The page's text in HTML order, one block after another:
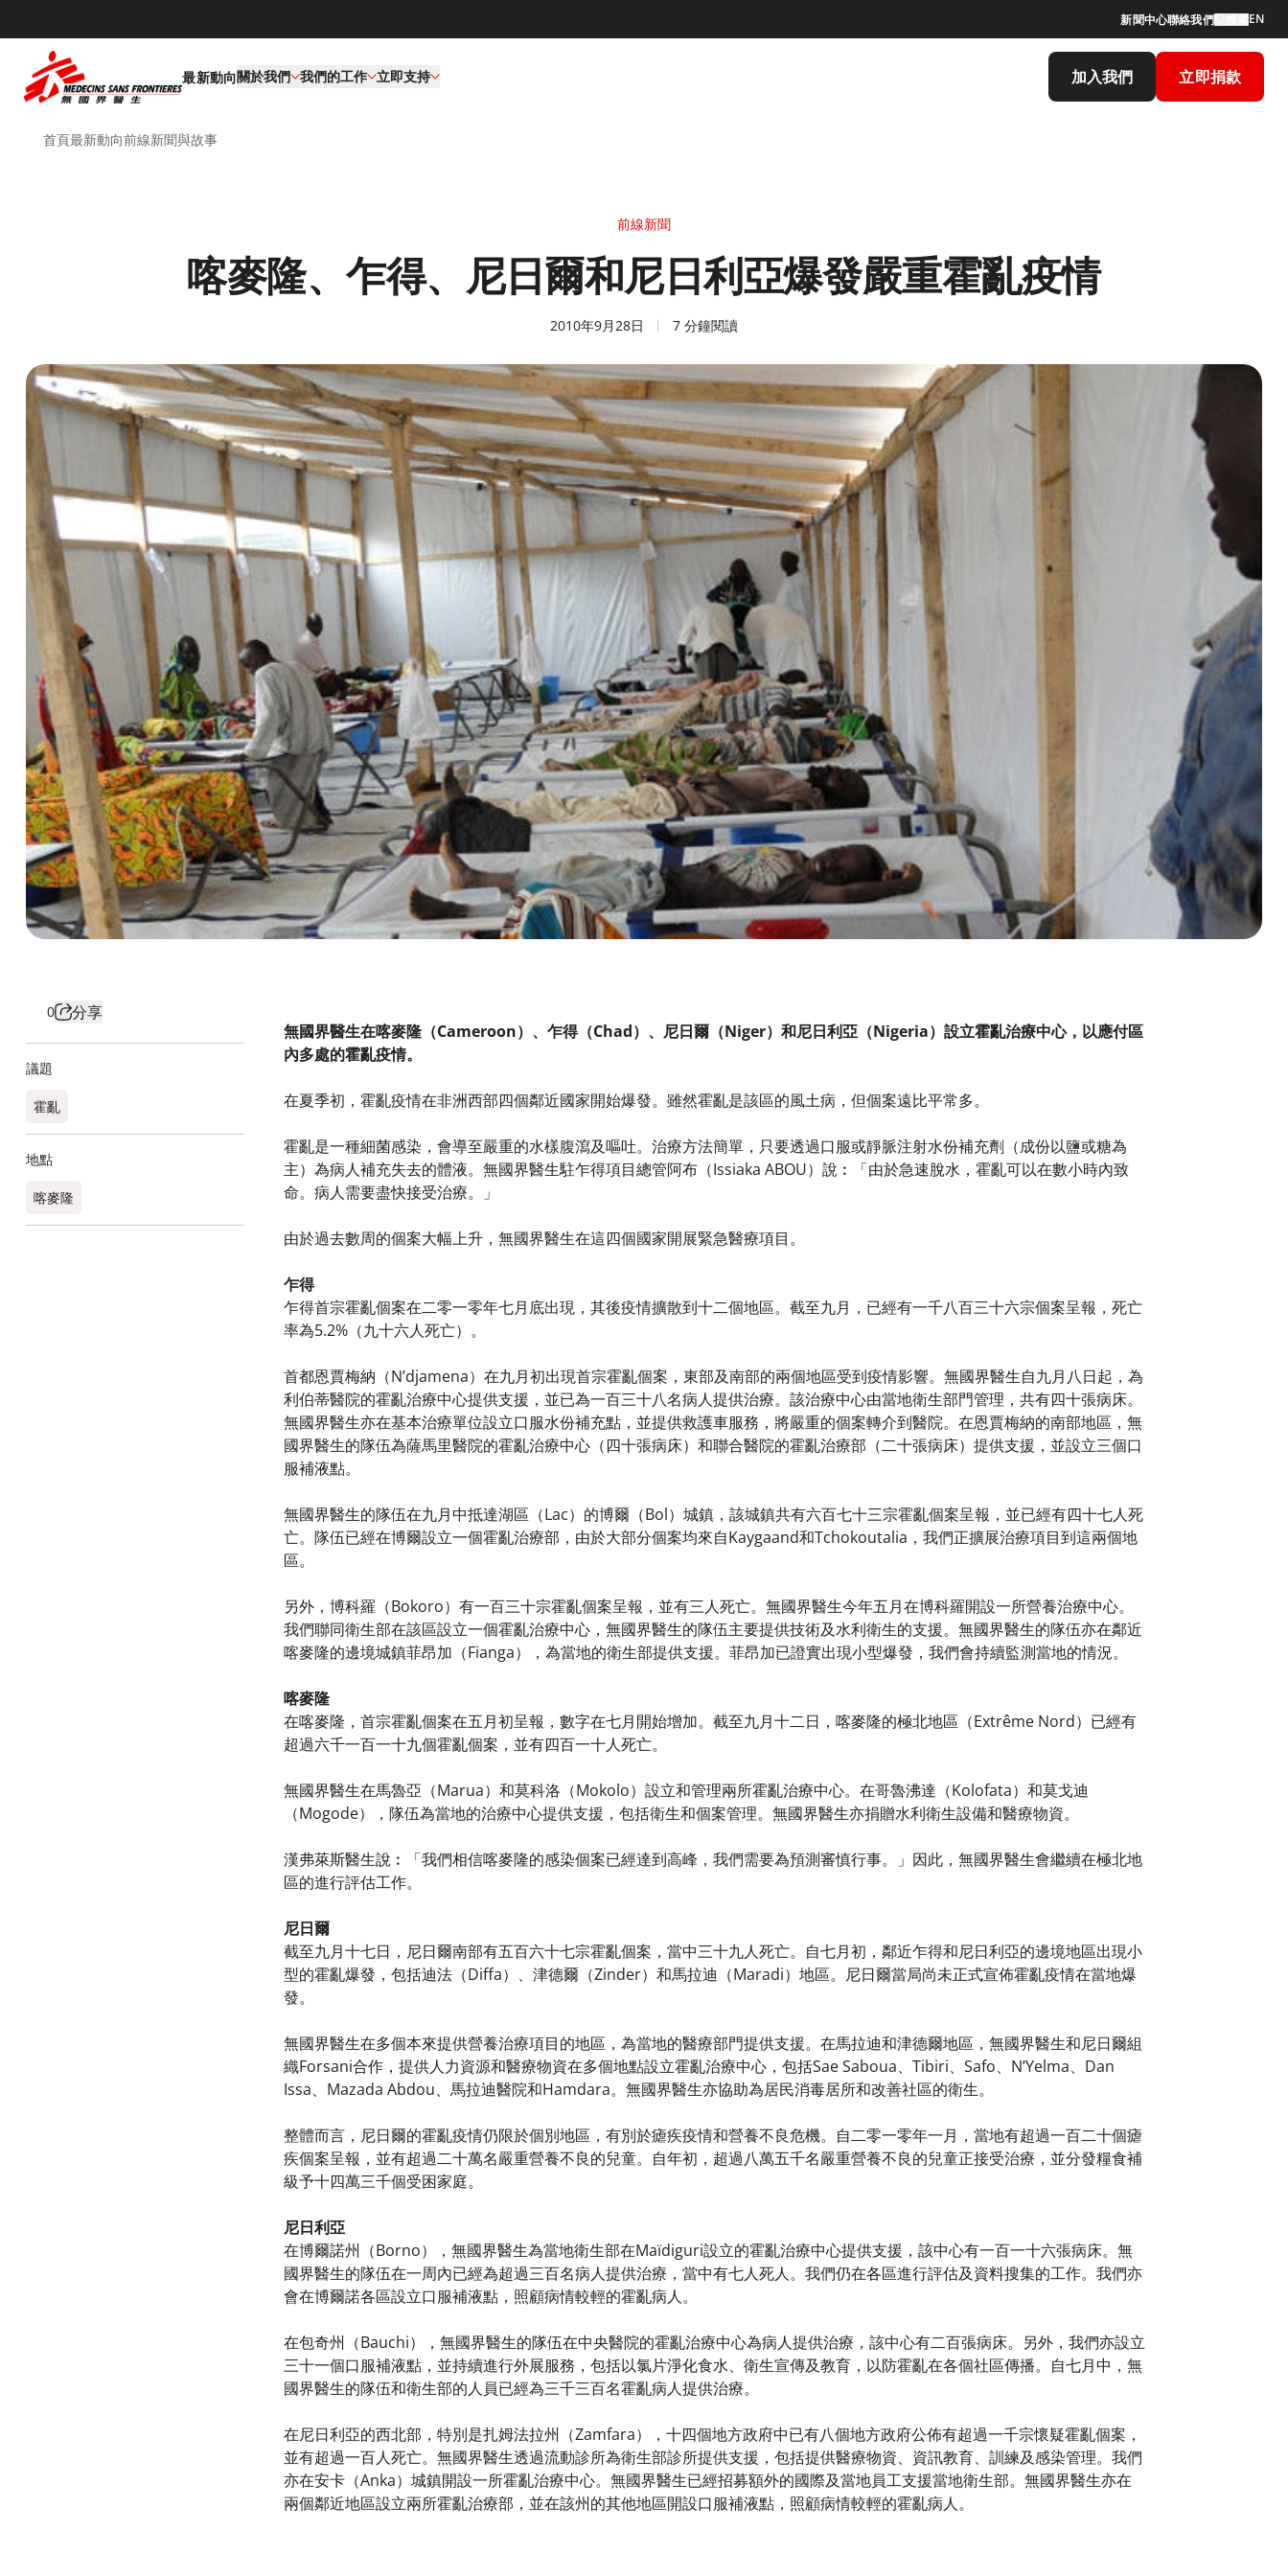
新聞中心聯絡我們 EN
最新動向關於我們 我們的工作​ 立即支持 加入我們 立即捐款
首頁最新動向前線新聞與故事
前線新聞
喀麥隆、乍得、尼日爾和尼日利亞爆發嚴重霍亂疫情
2010年9月28日 7 分鐘閱讀
0 分享
議題
霍亂
地點
喀麥隆​
無國界醫生在喀麥隆（Cameroon）、乍得（Chad）、尼日爾（Niger）和尼日利亞（Nigeria）設立霍亂治療中心，以應付區
內多處的霍亂疫情。
在夏季初，霍亂疫情在非洲西部四個鄰近國家開始爆發。雖然霍亂是該區的風土病，但個案遠比平常多。
霍亂是一種細菌感染，會導至嚴重的水樣腹瀉及嘔吐。治療方法簡單，只要透過口服或靜脈注射水份補充劑（成份以鹽或糖為
主）為病人補充失去的體液。無國界醫生駐乍得項目總管阿布（Issiaka ABOU）說︰「由於急速脫水，霍亂可以在數小時內致
命。病人需要盡快接受治療。」
由於過去數周的個案大幅上升，無國界醫生在這四個國家開展緊急醫療項目。
乍得
乍得首宗霍亂個案在二零一零年七月底出現，其後疫情擴散到十二個地區。截至九月，已經有一千八百三十六宗個案呈報，死亡
率為5.2%（九十六人死亡）。
首都恩賈梅納（N’djamena）在九月初出現首宗霍亂個案，東部及南部的兩個地區受到疫情影響。無國界醫生自九月八日起，為
利伯蒂醫院的霍亂治療中心提供支援，並已為一百三十八名病人提供治療。該治療中心由當地衛生部門管理，共有四十張病床。
無國界醫生亦在基本治療單位設立口服水份補充點，並提供救護車服務，將嚴重的個案轉介到醫院。在恩賈梅納的南部地區，無
國界醫生的隊伍為薩馬里醫院的霍亂治療中心（四十張病床）和聯合醫院的霍亂治療部（二十張病床）提供支援，並設立三個口
服補液點。
無國界醫生的隊伍在九月中抵達湖區（Lac）的博爾（Bol）城鎮，該城鎮共有六百七十三宗霍亂個案呈報，並已經有四十七人死
亡。隊伍已經在博爾設立一個霍亂治療部，由於大部分個案均來自Kaygaand和Tchokoutalia，我們正擴展治療項目到這兩個地
區。
另外，博科羅（Bokoro）有一百三十宗霍亂個案呈報，並有三人死亡。無國界醫生今年五月在博科羅開設一所營養治療中心。
我們聯同衛生部在該區設立一個霍亂治療中心，無國界醫生的隊伍主要提供技術及水利衛生的支援。無國界醫生的隊伍亦在鄰近
喀麥隆的邊境城鎮菲昂加（Fianga），為當地的衛生部提供支援。菲昂加已證實出現小型爆發，我們會持續監測當地的情況。
喀麥隆
在喀麥隆，首宗霍亂個案在五月初呈報，數字在七月開始增加。截至九月十二日，喀麥隆的極北地區（Extrême Nord）已經有
超過六千一百一十九個霍亂個案，並有四百一十人死亡。
無國界醫生在馬魯亞（Marua）和莫科洛（Mokolo）設立和管理兩所霍亂治療中心。在哥魯沸達（Kolofata）和莫戈迪
（Mogode），隊伍為當地的治療中心提供支援，包括衛生和個案管理。無國界醫生亦捐贈水利衛生設備和醫療物資。
漢弗萊斯醫生說︰「我們相信喀麥隆的感染個案已經達到高峰，我們需要為預測審慎行事。」因此，無國界醫生會繼續在極北地
區的進行評估工作。
尼日爾
截至九月十七日，尼日爾南部有五百六十七宗霍亂個案，當中三十九人死亡。自七月初，鄰近乍得和尼日利亞的邊境地區出現小
型的霍亂爆發，包括迪法（Diffa）、津德爾（Zinder）和馬拉迪（Maradi）地區。尼日爾當局尚未正式宣佈霍亂疫情在當地爆
發。
無國界醫生在多個本來提供營養治療項目的地區，為當地的醫療部門提供支援。在馬拉迪和津德爾地區，無國界醫生和尼日爾組
織Forsani合作，提供人力資源和醫療物資在多個地點設立霍亂治療中心，包括Sae Saboua、Tibiri、Safo、N’Yelma、Dan
Issa、Mazada Abdou、馬拉迪醫院和Hamdara。無國界醫生亦協助為居民消毒居所和改善社區的衛生。
整體而言，尼日爾的霍亂疫情仍限於個別地區，有別於瘧疾疫情和營養不良危機。自二零一零年一月，當地有超過一百二十個瘧
疾個案呈報，並有超過二十萬名嚴重營養不良的兒童。自年初，超過八萬五千名嚴重營養不良的兒童正接受治療，並分發糧食補
級予十四萬三千個受困家庭。
尼日利亞
在博爾諾州（Borno），無國界醫生為當地衛生部在Maïdiguri設立的霍亂治療中心提供支援，該中心有一百一十六張病床。無
國界醫生的隊伍在一周內已經為超過三百名病人提供治療，當中有七人死人。我們仍在各區進行評估及資料搜集的工作。我們亦
會在博爾諾各區設立口服補液點，照顧病情較輕的霍亂病人。
在包奇州（Bauchi），無國界醫生的隊伍在中央醫院的霍亂治療中心為病人提供治療，該中心有二百張病床。另外，我們亦設立
三十一個口服補液點，並持續進行外展服務，包括以氯片淨化食水、衛生宣傳及教育，以防霍亂在各個社區傳播。自七月中，無
國界醫生的隊伍和衛生部的人員已經為三千三百名霍亂病人提供治療。
在尼日利亞的西北部，特別是扎姆法拉州（Zamfara），十四個地方政府中已有八個地方政府公佈有超過一千宗懷疑霍亂個案，
並有超過一百人死亡。無國界醫生透過流動診所為衛生部診所提供支援，包括提供醫療物資、資訊教育、訓練及感染管理。我們
亦在安卡（Anka）城鎮開設一所霍亂治療中心。無國界醫生已經招募額外的國際及當地員工支援當地衛生部。無國界醫生亦在
兩個鄰近地區設立兩所霍亂治療部，並在該州的其他地區開設口服補液點，照顧病情較輕的霍亂病人。